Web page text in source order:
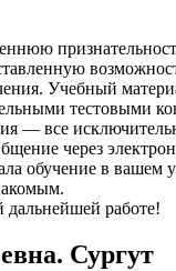
Учебный
тестовыми
— все
через
обучение в вашем
дальнейшей работе!
Сургут